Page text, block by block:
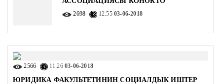
2698 12:5503-06-2018
2566 11:2603-06-2018
ЮРИДИКА ФАКУЛЬТЕТИНИН СОЦИАЛДЫК ИШТЕР